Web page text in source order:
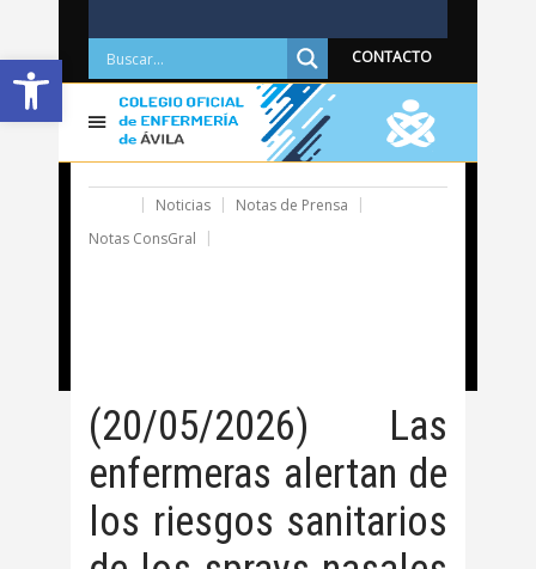
Abrir barra de herramientas CONTACTO
Noticias
Notas de Prensa
Notas ConsGral
(20/05/2026) Las
enfermeras alertan de
los riesgos sanitarios